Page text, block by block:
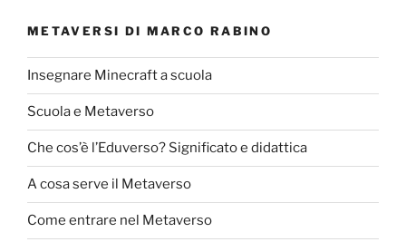
METAVERSI DI MARCO RABINO
Insegnare Minecraft a scuola
Scuola e Metaverso
Che cos’è l’Eduverso? Significato e didattica
A cosa serve il Metaverso
Come entrare nel Metaverso